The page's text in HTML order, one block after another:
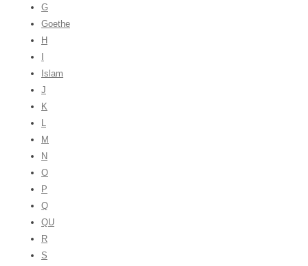
G
Goethe
H
Islam
J
K
L
M
N
O
P
Q
QU
R
S